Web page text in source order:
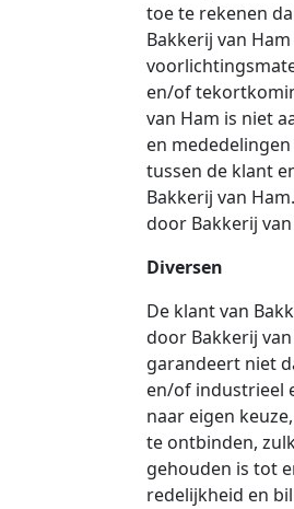
toe te rekenen
Bakkerij van
en/of
van Ham is niet
en
tussen de klant
Bakkerij van
door Bakkerij
Diversen
De klant van
door Bakkerij
garandeert niet
en/of industrieel
naar eigen
te ontbinden,
gehouden is tot
redelijkheid en